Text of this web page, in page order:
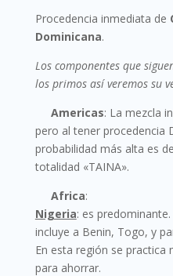
Procedencia inmediata de
Dominicana.
Los componentes que
los primos así veremos su
Americas: La mezcla
pero al tener procedencia
probabilidad más alta es
totalidad «TAINA».
Africa:
Nigeria: es
incluye a Benin, Togo, y
En esta región se practica
para ahorrar.